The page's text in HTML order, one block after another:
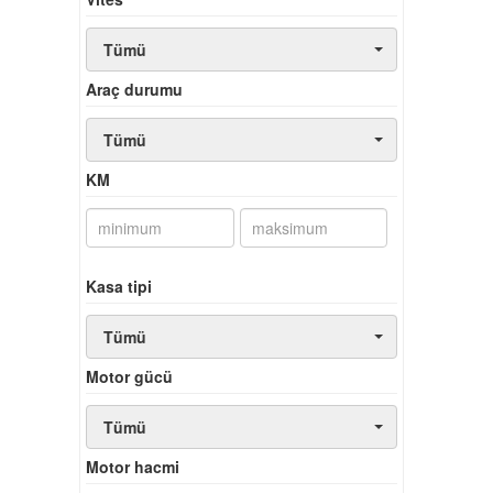
Tümü
Araç durumu
Tümü
KM
Kasa tipi
Tümü
Motor gücü
Tümü
Motor hacmi